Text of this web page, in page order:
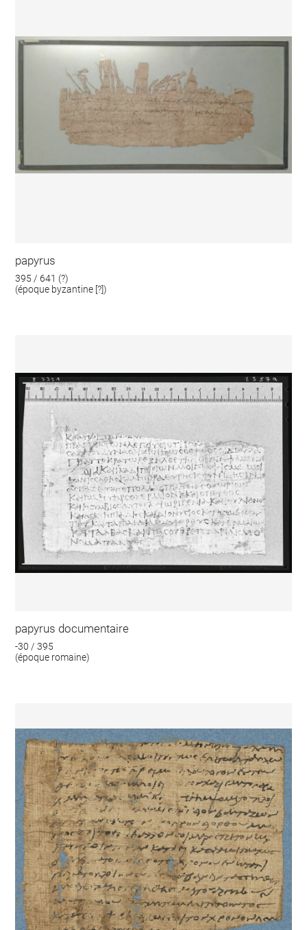
papyrus
395 / 641 (?)
(époque byzantine [?])
papyrus documentaire
-30 / 395
(époque romaine)